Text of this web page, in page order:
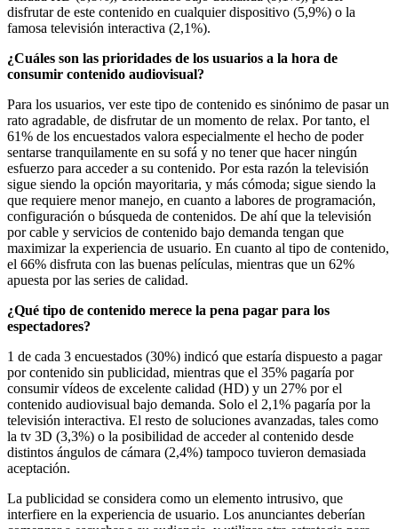
disfrutar de este contenido en cualquier dispositivo (5,9%) o la
famosa televisión interactiva (2,1%).
¿Cuáles son las prioridades de los usuarios a la hora de
consumir contenido audiovisual?
Para los usuarios, ver este tipo de contenido es sinónimo de pasar un
rato agradable, de disfrutar de un momento de relax. Por tanto, el
61% de los encuestados valora especialmente el hecho de poder
sentarse tranquilamente en su sofá y no tener que hacer ningún
esfuerzo para acceder a su contenido. Por esta razón la televisión
sigue siendo la opción mayoritaria, y más cómoda; sigue siendo la
que requiere menor manejo, en cuanto a labores de programación,
configuración o búsqueda de contenidos. De ahí que la televisión
por cable y servicios de contenido bajo demanda tengan que
maximizar la experiencia de usuario. En cuanto al tipo de contenido,
el 66% disfruta con las buenas películas, mientras que un 62%
apuesta por las series de calidad.
¿Qué tipo de contenido merece la pena pagar para los
espectadores?
1 de cada 3 encuestados (30%) indicó que estaría dispuesto a pagar
por contenido sin publicidad, mientras que el 35% pagaría por
consumir vídeos de excelente calidad (HD) y un 27% por el
contenido audiovisual bajo demanda. Solo el 2,1% pagaría por la
televisión interactiva. El resto de soluciones avanzadas, tales como
la tv 3D (3,3%) o la posibilidad de acceder al contenido desde
distintos ángulos de cámara (2,4%) tampoco tuvieron demasiada
aceptación.
La publicidad se considera como un elemento intrusivo, que
interfiere en la experiencia de usuario. Los anunciantes deberían